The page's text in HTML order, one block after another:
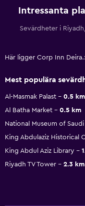
Intressanta
Sevärdheter i
Här ligger Corp Inn
Mest populära
Al-Masmak Palast
0.5 km
Al Batha Market
0.5 km
National Museum of Saudi
King Abdulaziz Historical
King Abdul Aziz Library
Riyadh TV Tower
2.3 km